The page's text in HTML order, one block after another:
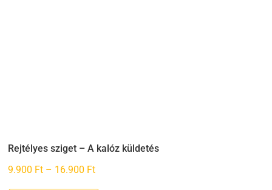
Rejtélyes sziget – A kalóz küldetés
9.900 Ft – 16.900 FtÁrtartomány: